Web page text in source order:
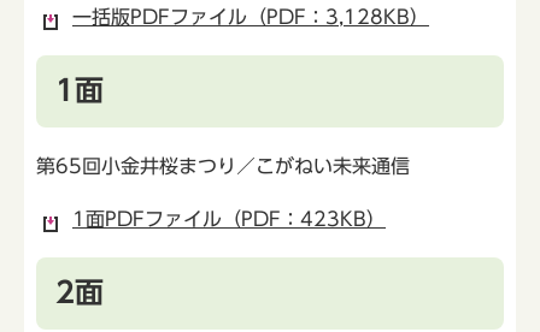
一括版PDFファイル（PDF：3,128KB）
1面
第65回小金井桜まつり／こがねい未来通信
1面PDFファイル（PDF：423KB）
2面